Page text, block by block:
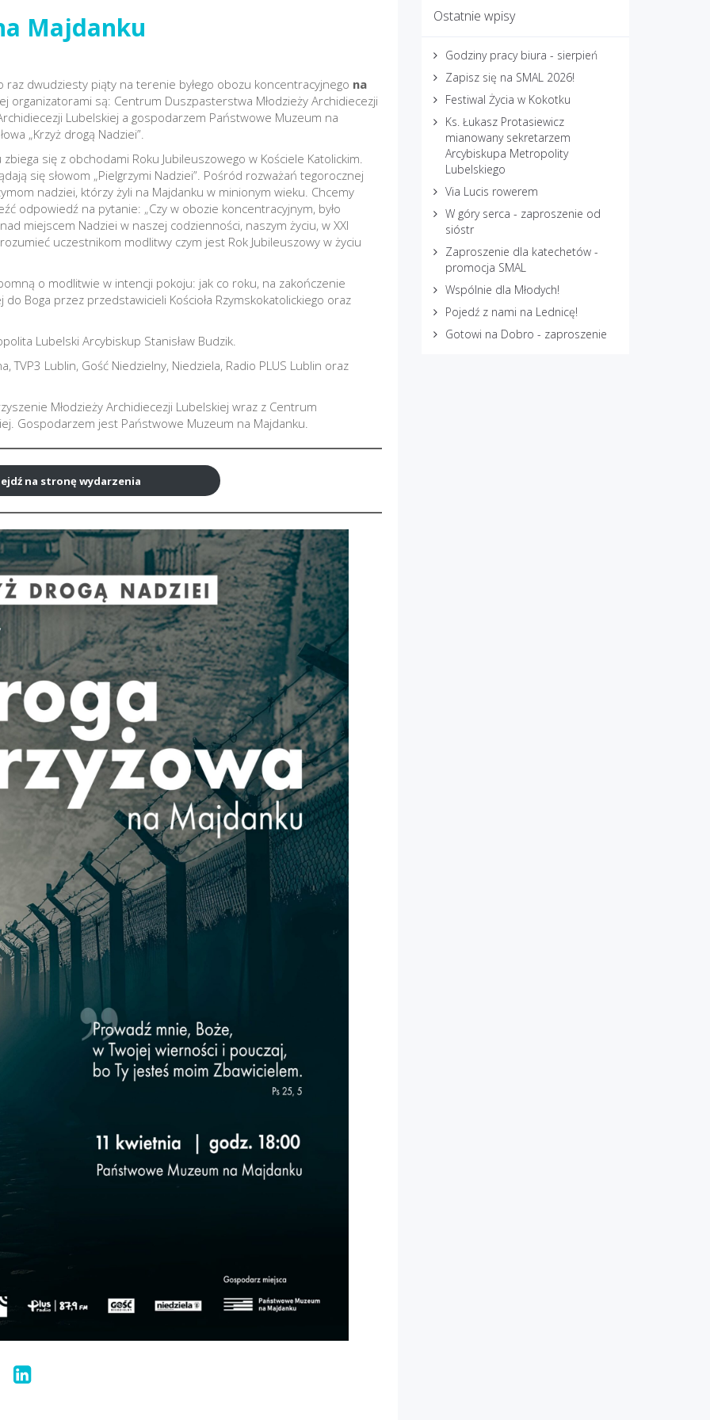
Majdanku
raz dwudziesty piąty na terenie byłego obozu koncentracyjnego na
organizatorami są: Centrum Duszpasterstwa Młodzieży Archidiecezji
Lubelskiej a gospodarzem Państwowe Muzeum na
„Krzyż drogą Nadziei”.
się z obchodami Roku Jubileuszowego w Kościele Katolickim.
się słowom „Pielgrzymi Nadziei”. Pośród rozważań tegorocznej
nadziei, którzy żyli na Majdanku w minionym wieku. Chcemy
odpowiedź na pytanie: „Czy w obozie koncentracyjnym, było
miejscem Nadziei w naszej codzienności, naszym życiu, w XXI
uczestnikom modlitwy czym jest Rok Jubileuszowy w życiu
o modlitwie w intencji pokoju: jak co roku, na zakończenie
Boga przez przedstawicieli Kościoła Rzymskokatolickiego oraz
Lubelski Arcybiskup Stanisław Budzik.
TVP3 Lublin, Gość Niedzielny, Niedziela, Radio PLUS Lublin oraz
Młodzieży Archidiecezji Lubelskiej wraz z Centrum
Gospodarzem jest Państwowe Muzeum na Majdanku.
na stronę wydarzenia
Ostatnie wpisy
Godziny pracy biura - sierpień
Zapisz się na SMAL 2026!
Festiwal Życia w Kokotku
Ks. Łukasz Protasiewicz
mianowany sekretarzem
Arcybiskupa Metropolity
Lubelskiego
Via Lucis rowerem
W góry serca - zaproszenie od
sióstr
Zaproszenie dla katechetów -
promocja SMAL
Wspólnie dla Młodych!
Pojedź z nami na Lednicę!
Gotowi na Dobro - zaproszenie